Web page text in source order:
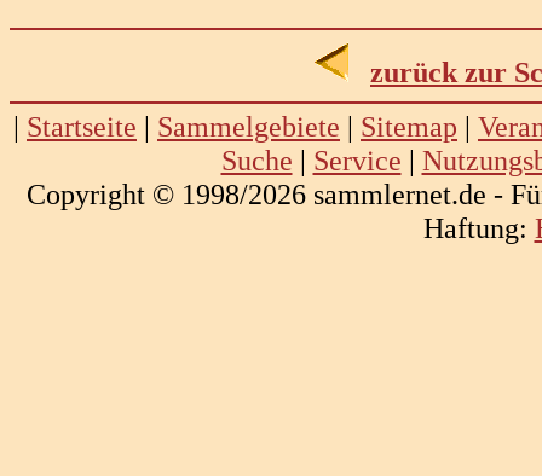
zurück zur
| Startseite | Sammelgebiete | Sitemap |
Suche | Service |
Copyright © 1998/2026 sammlernet.de -
Haftung: